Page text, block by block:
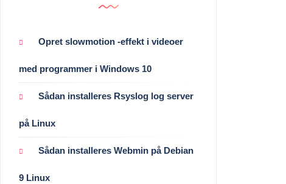
Opret slowmotion -effekt i videoer
med programmer i Windows 10
Sådan installeres Rsyslog log server
på Linux
Sådan installeres Webmin på Debian
9 Linux